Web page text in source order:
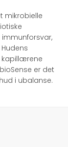
mikrobielle
immunforsvar,
kapillærene
er det
i ubalanse.